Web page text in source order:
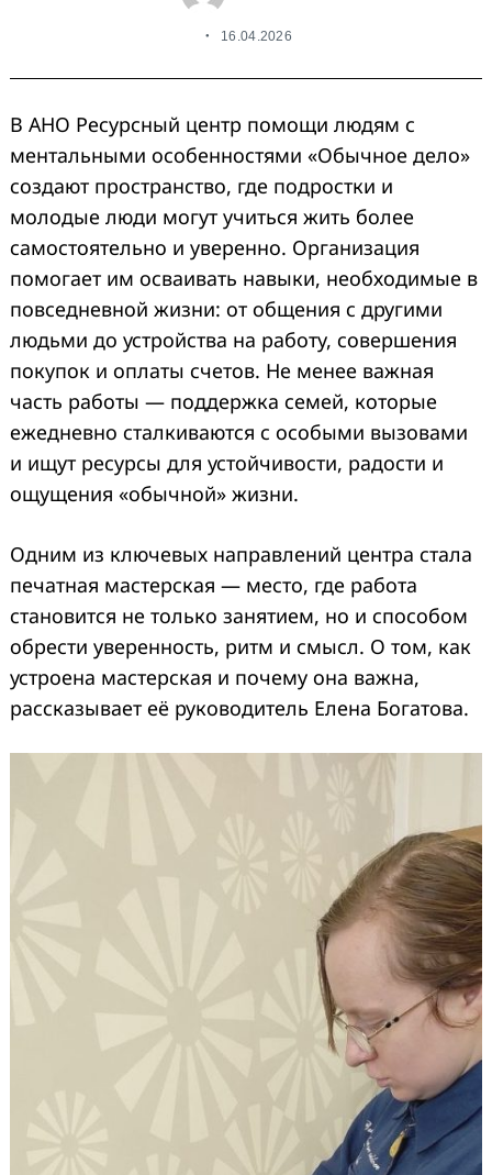
16.04.2026
В АНО Ресурсный центр помощи людям с
ментальными особенностями «Обычное дело»
создают пространство, где подростки и
молодые люди могут учиться жить более
самостоятельно и уверенно. Организация
помогает им осваивать навыки, необходимые в
повседневной жизни: от общения с другими
людьми до устройства на работу, совершения
покупок и оплаты счетов. Не менее важная
часть работы — поддержка семей, которые
ежедневно сталкиваются с особыми вызовами
и ищут ресурсы для устойчивости, радости и
ощущения «обычной» жизни.
Одним из ключевых направлений центра стала
печатная мастерская — место, где работа
становится не только занятием, но и способом
обрести уверенность, ритм и смысл. О том, как
устроена мастерская и почему она важна,
рассказывает её руководитель Елена Богатова.